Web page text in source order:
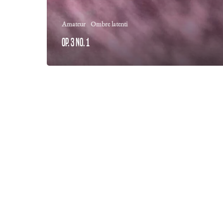
Amateur Ombre latenti
Op. 3 No. 1